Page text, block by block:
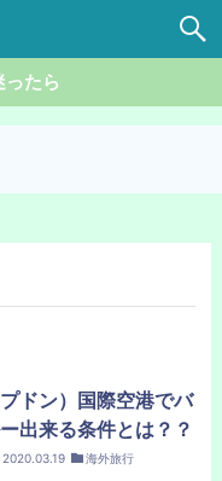
ったら
プドン）国際空港でバ
出来る条件とは？？
2020.03.19 海外旅行